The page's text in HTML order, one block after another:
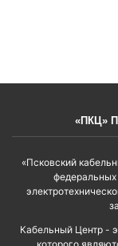
«ПКЦ»
«Псковский
Кабельный Центр -